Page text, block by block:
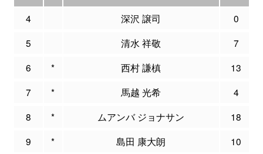
4 深沢 譲司 0
5
清水 祥敬 7
6
* 西村 謙槙 13
7
* 馬越 光希 4
8
* ムアンバ ジョナサン 18
9
* 島田 康大朗 10